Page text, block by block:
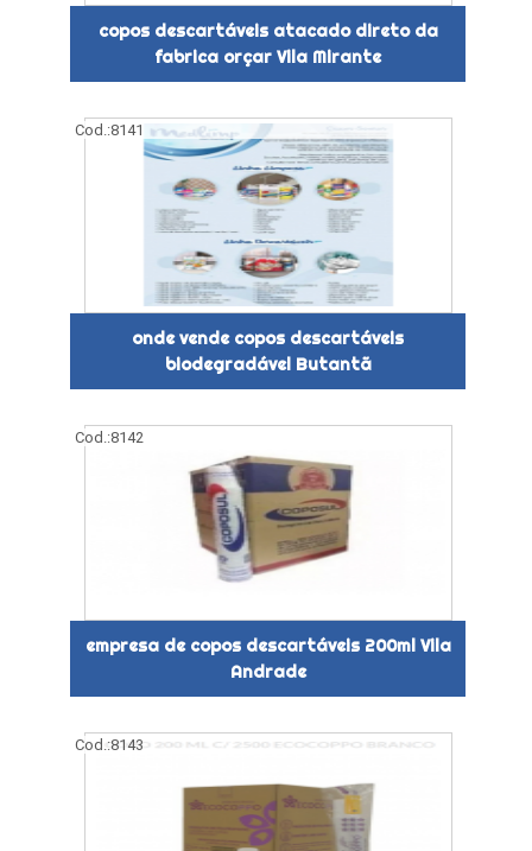
copos descartáveis atacado direto da
fabrica orçar Vila Mirante
Cod.:8141
onde vende copos descartáveis
biodegradável Butantã
Cod.:8142
empresa de copos descartáveis 200ml Vila
Andrade
Cod.:8143